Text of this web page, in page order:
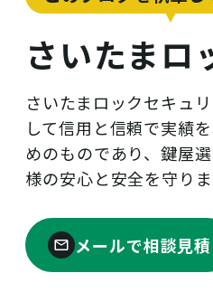
さいたまロ
さいたまロックセキュ
して信用と信頼で実績
めのものであり、鍵屋
様の安心と安全を守り
メールで相談見積